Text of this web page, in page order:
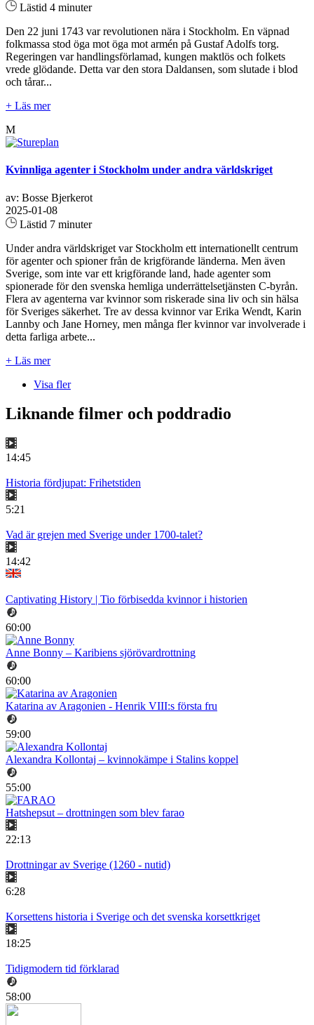
Lästid 4 minuter
Den 22 juni 1743 var revolutionen nära i Stockholm. En väpnad
folkmassa stod öga mot öga mot armén på Gustaf Adolfs torg.
Regeringen var handlingsförlamad, kungen maktlös och folkets
vrede glödande. Detta var den stora Daldansen, som slutade i blod
och tårar...
+ Läs mer
M
Kvinnliga agenter i Stockholm under andra världskriget
av: Bosse Bjerkerot
2025-01-08
Lästid 7 minuter
Under andra världskriget var Stockholm ett internationellt centrum
för agenter och spioner från de krigförande länderna. Men även
Sverige, som inte var ett krigförande land, hade agenter som
spionerade för den svenska hemliga underrättelsetjänsten C-byrån.
Flera av agenterna var kvinnor som riskerade sina liv och sin hälsa
för Sveriges säkerhet. Tre av dessa kvinnor var Erika Wendt, Karin
Lannby och Jane Horney, men många fler kvinnor var involverade i
detta farliga arbete...
+ Läs mer
Visa fler
Liknande filmer och poddradio
14:45
Historia fördjupat: Frihetstiden
5:21
Vad är grejen med Sverige under 1700-talet?
14:42
Captivating History | Tio förbisedda kvinnor i historien
60:00
Anne Bonny – Karibiens sjörövardrottning
60:00
Katarina av Aragonien - Henrik VIII:s första fru
59:00
Alexandra Kollontaj – kvinnokämpe i Stalins koppel
55:00
Hatshepsut – drottningen som blev farao
22:13
Drottningar av Sverige (1260 - nutid)
6:28
Korsettens historia i Sverige och det svenska korsettkriget
18:25
Tidigmodern tid förklarad
58:00